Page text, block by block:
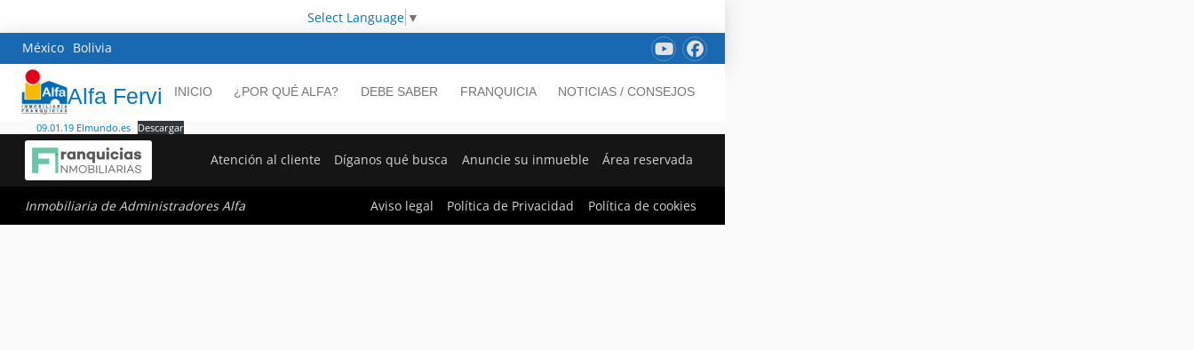
Select Language ▼
México Bolivia
Alfa Fervi INICIO ¿POR QUÉ ALFA? DEBE SABER FRANQUICIA NOTICIAS / CONSEJOS
09.01.19 Elmundo.es Descargar
Atención al cliente Díganos qué busca Anuncie su inmueble Área reservada
Inmobiliaria de Administradores Alfa Aviso legal Política de Privacidad Política de cookies